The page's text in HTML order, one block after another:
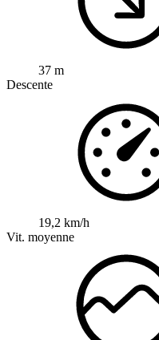
37 m
Descente
19,2 km/h
Vit. moyenne